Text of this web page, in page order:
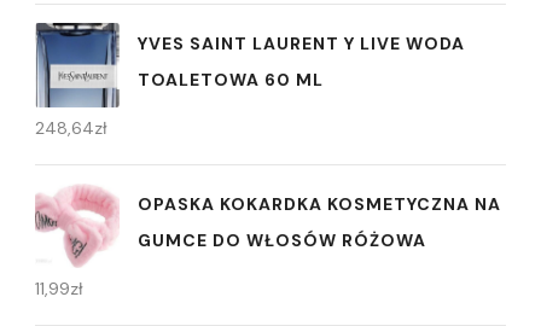
YVES SAINT LAURENT Y LIVE WODA
TOALETOWA 60 ML
248,64zł
OPASKA KOKARDKA KOSMETYCZNA NA
GUMCE DO WŁOSÓW RÓŻOWA
11,99zł